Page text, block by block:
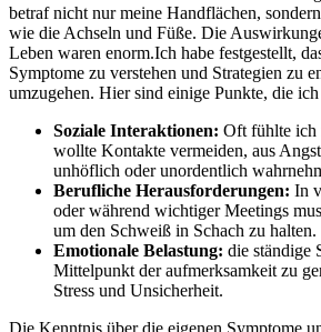
betraf nicht nur meine Handflächen,
wie ‌die ‌Achseln und​ Füße. Die
Leben waren⁣ enorm.Ich⁣ habe festgestellt,
Symptome zu verstehen‍ und Strategien zu
umzugehen. Hier sind einige⁣ Punkte,⁤ die ich
Soziale Interaktionen: ⁣Oft fühlte ich
wollte Kontakte vermeiden, ⁢aus
unhöflich oder unordentlich
Berufliche Herausforderungen: In
oder während ⁢wichtiger⁢ Meetings
um ‌den ‌Schweiß‌ in Schach⁣ zu halten.
Emotionale Belastung: die ständige‍
Mittelpunkt der aufmerksamkeit‌ zu
Stress und Unsicherheit.